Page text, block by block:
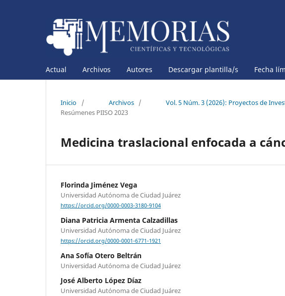
Actual Archivos Autores Descargar plantilla/s Fecha
Inicio / Archivos / Vol. 5 Núm. 3 (2026): Proyectos de
Resúmenes PIISO 2023
Medicina traslacional enfocada a
Florinda Jiménez Vega
Universidad Autónoma de Ciudad Juárez
https://orcid.org/0000-0003-3180-9104
Diana Patricia Armenta Calzadillas
Universidad Autónoma de Ciudad Juárez
https://orcid.org/0000-0001-6771-1921
Ana Sofía Otero Beltrán
Universidad Autónoma de Ciudad Juárez
José Alberto López Díaz
Universidad Autónoma de Ciudad Juárez